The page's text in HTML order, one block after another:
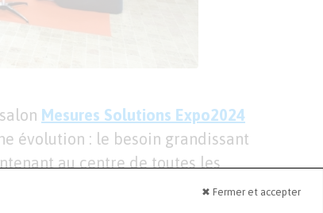
✖ Fermer et accepter
Mesures Solutions Expo2024
évolution : le besoin grandissant
au centre de toutes les
sont pris en compte dans un